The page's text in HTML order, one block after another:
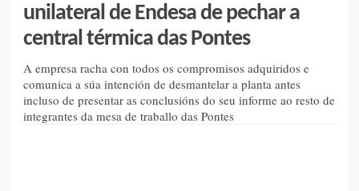
unilateral de Endesa de pechar a
central térmica das Pontes
A empresa racha con todos os compromisos adquiridos e
comunica a súa intención de desmantelar a planta antes
incluso de presentar as conclusións do seu informe ao resto de
integrantes da mesa de traballo das Pontes